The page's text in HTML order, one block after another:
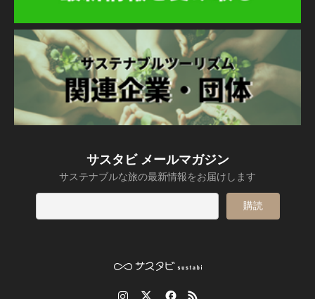
サスタビ メールマガジン
サステナブルな旅の最新情報をお届けします
RSS